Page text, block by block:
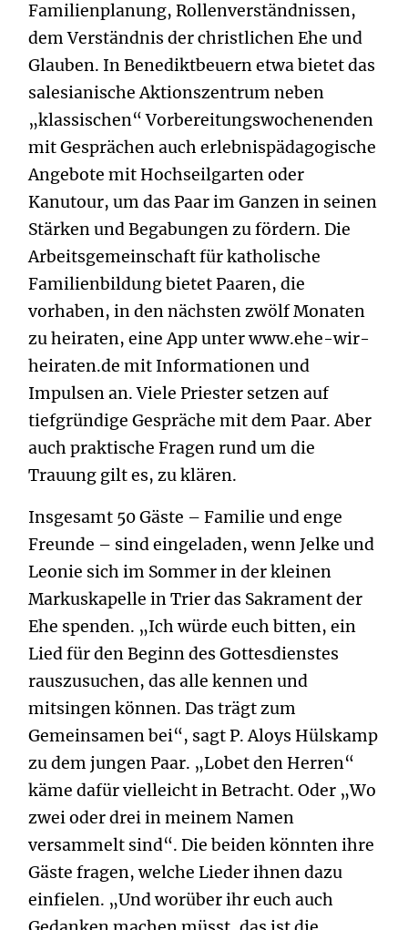
Familienplanung, Rollenverständnissen,
dem Verständnis der christlichen Ehe und
Glauben. In Benediktbeuern etwa bietet das
salesianische Aktionszentrum neben
„klassischen“ Vorbereitungswochenenden
mit Gesprächen auch erlebnispädagogische
Angebote mit Hochseilgarten oder
Kanutour, um das Paar im Ganzen in seinen
Stärken und Begabungen zu fördern. Die
Arbeitsgemeinschaft für katholische
Familienbildung bietet Paaren, die
vorhaben, in den nächsten zwölf Monaten
zu heiraten, eine App unter www.ehe-wir-
heiraten.de mit Informationen und
Impulsen an. Viele Priester setzen auf
tiefgründige Gespräche mit dem Paar. Aber
auch praktische Fragen rund um die
Trauung gilt es, zu klären.
Insgesamt 50 Gäste – Familie und enge
Freunde – sind eingeladen, wenn Jelke und
Leonie sich im Sommer in der kleinen
Markuskapelle in Trier das Sakrament der
Ehe spenden. „Ich würde euch bitten, ein
Lied für den Beginn des Gottesdienstes
rauszusuchen, das alle kennen und
mitsingen können. Das trägt zum
Gemeinsamen bei“, sagt P. Aloys Hülskamp
zu dem jungen Paar. „Lobet den Herren“
käme dafür vielleicht in Betracht. Oder „Wo
zwei oder drei in meinem Namen
versammelt sind“. Die beiden könnten ihre
Gäste fragen, welche Lieder ihnen dazu
einfielen. „Und worüber ihr euch auch